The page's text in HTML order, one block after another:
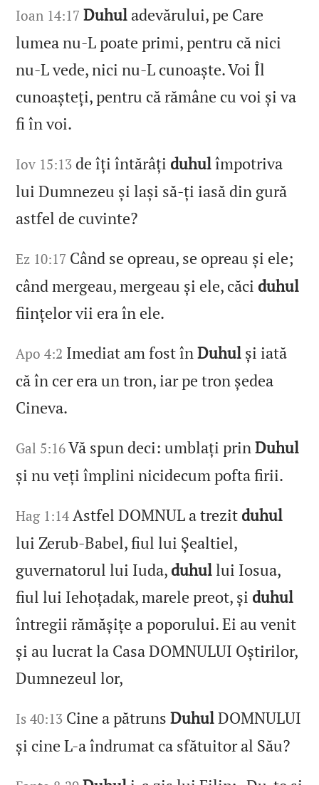
Ioan 14:17 Duhul adevărului, pe Care
lumea nu‑L poate primi, pentru că nici
nu‑L vede, nici nu‑L cunoaște. Voi Îl
cunoașteți, pentru că rămâne cu voi și va
fi în voi.
Iov 15:13 de îți întărâți duhulîmpotriva
lui Dumnezeu și lași să‑ți iasă din gură
astfel de cuvinte?
Ez 10:17 Când se opreau, se opreau și ele;
când mergeau, mergeau și ele, căci duhul
ființelor vii era în ele.
Apo 4:2 Imediat am fost înDuhul și iată
că în cer era un tron, iar pe tron ședea
Cineva.
Gal 5:16Vă spun deci: umblați prinDuhul
și nu veți împlini nicidecum pofta firii.
Hag 1:14 Astfel DOMNUL a trezit duhul
lui Zerub-Babel, fiul lui Șealtiel,
guvernatorul lui Iuda, duhullui Iosua,
fiul lui Iehoțadak, marele preot, și duhul
întregii rămășițe a poporului. Ei au venit
și au lucrat la Casa DOMNULUI Oștirilor,
Dumnezeul lor,
Is 40:13 Cine a pătrunsDuhulDOMNULUI
și cine L‑a îndrumat ca sfătuitor al Său?